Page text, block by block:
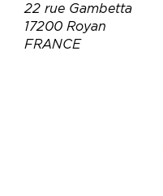
22 rue Gambetta
17200 Royan
FRANCE